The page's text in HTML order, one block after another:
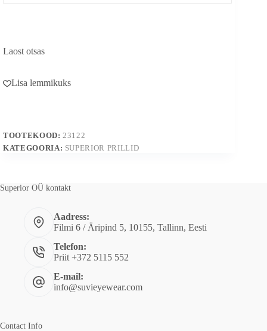
Laost otsas
Lisa lemmikuks
TOOTEKOOD: 23122
KATEGOORIA: SUPERIOR PRILLID
Superior OÜ kontakt
Aadress:
Filmi 6 / Äripind 5, 10155, Tallinn, Eesti
Telefon:
Priit +372 5115 552
E-mail:
info@suvieyewear.com
Contact Info